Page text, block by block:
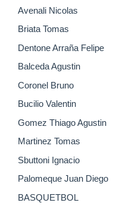
Avenali Nicolas
Briata Tomas
Dentone Arraña Felipe
Balceda Agustin
Coronel Bruno
Bucilio Valentin
Gomez Thiago Agustin
Martinez Tomas
Sbuttoni Ignacio
Palomeque Juan Diego
BASQUETBOL